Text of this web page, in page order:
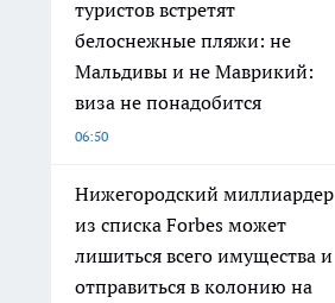
туристов встретят
белоснежные пляжи: не
Мальдивы и не Маврикий:
виза не понадобится
06:50
Нижегородский миллиардер
из списка Forbes может
лишиться всего имущества и
отправиться в колонию на